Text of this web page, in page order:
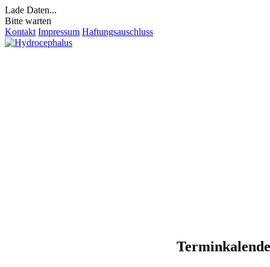
Lade Daten...
Bitte warten
Kontakt Impressum Haftungsauschluss